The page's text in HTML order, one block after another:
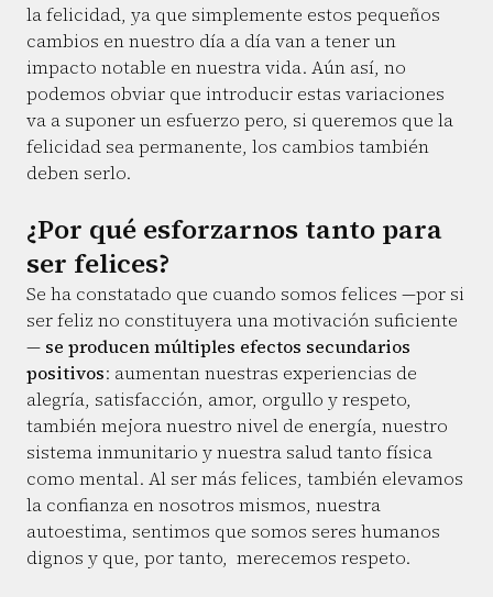
la felicidad, ya que simplemente estos pequeños
cambios en nuestro día a día van a tener un
impacto notable en nuestra vida. Aún así, no
podemos obviar que introducir estas variaciones
va a suponer un esfuerzo pero, si queremos que la
felicidad sea permanente, los cambios también
deben serlo.
¿Por qué esforzarnos tanto para
ser felices?
Se ha constatado que cuando somos felices —por si
ser feliz no constituyera una motivación suficiente
— se producen múltiples efectos secundarios
positivos: aumentan nuestras experiencias de
alegría, satisfacción, amor, orgullo y respeto,
también mejora nuestro nivel de energía, nuestro
sistema inmunitario y nuestra salud tanto física
como mental. Al ser más felices, también elevamos
la confianza en nosotros mismos, nuestra
autoestima, sentimos que somos seres humanos
dignos y que, por tanto, merecemos respeto.